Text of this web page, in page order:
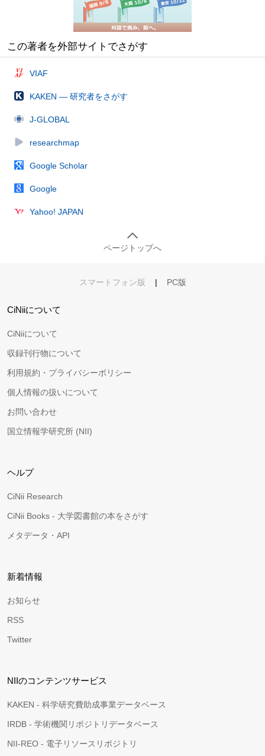
この著者を外部サイトでさがす
VIAF
KAKEN — 研究者をさがす
J-GLOBAL
researchmap
Google Scholar
Google
Yahoo! JAPAN
ページトップへ
スマートフォン版 | PC版
CiNiiについて
CiNiiについて
収録刊行物について
利用規約・プライバシーポリシー
個人情報の扱いについて
お問い合わせ
国立情報学研究所 (NII)
ヘルプ
CiNii Research
CiNii Books - 大学図書館の本をさがす
メタデータ・API
新着情報
お知らせ
RSS
Twitter
NIIのコンテンツサービス
KAKEN - 科学研究費助成事業データベース
IRDB - 学術機関リポジトリデータベース
NII-REO - 電子リソースリポジトリ